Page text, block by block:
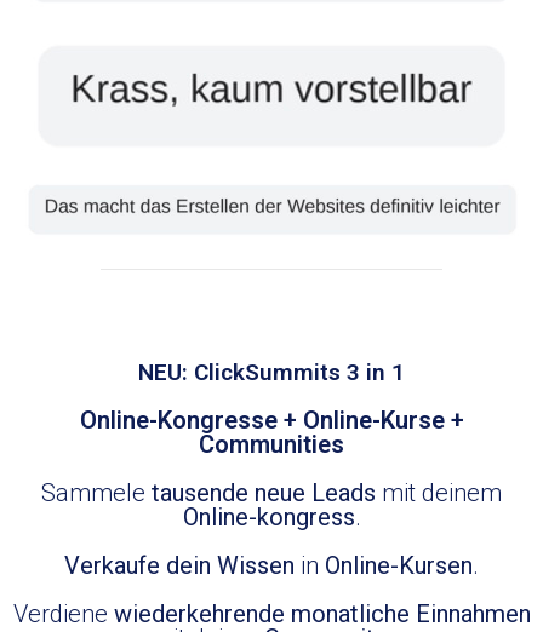
NEU: ClickSummits 3 in 1
Online-Kongresse + Online-Kurse +
Communities
Sammele tausende neue Leads mit deinem
Online-kongress.
Verkaufe dein Wissen in Online-Kursen.
Verdiene wiederkehrende monatliche Einnahmen